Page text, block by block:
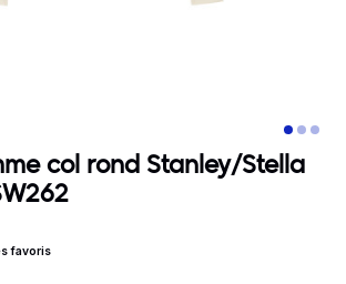
col rond Stanley/Stella
favoris